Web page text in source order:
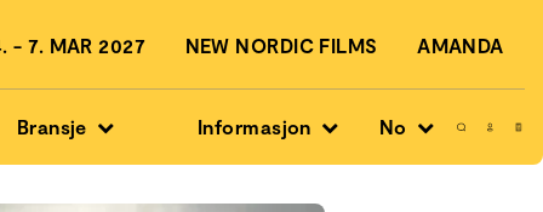
- 7. MAR 2027 NEW NORDIC FILMS AMANDA
Bransje Informasjon No